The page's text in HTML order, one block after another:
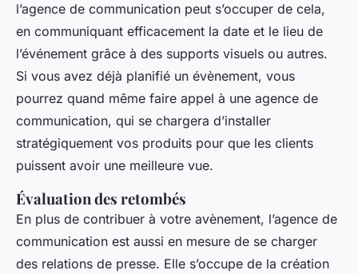
l’agence de communication peut s’occuper de cela,
en communiquant efficacement la date et le lieu de
l’événement grâce à des supports visuels ou autres.
Si vous avez déjà planifié un évènement, vous
pourrez quand même faire appel à une agence de
communication, qui se chargera d’installer
stratégiquement vos produits pour que les clients
puissent avoir une meilleure vue.
Évaluation des retombés
En plus de contribuer à votre avènement, l’agence de
communication est aussi en mesure de se charger
des relations de presse. Elle s’occupe de la création